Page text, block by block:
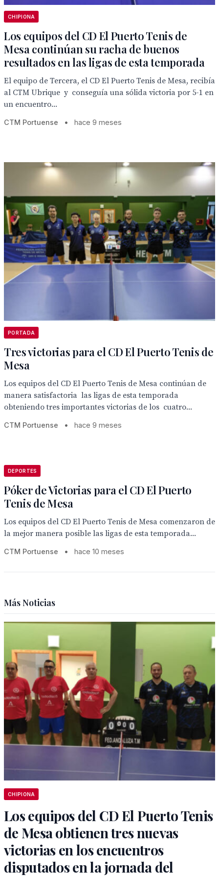
CHIPIONA
Los equipos del CD El Puerto Tenis de
Mesa continúan su racha de buenos
resultados en las ligas de esta temporada
El equipo de Tercera, el CD El Puerto Tenis de Mesa, recibía
al CTM Ubrique y conseguía una sólida victoria por 5-1 en
un encuentro...
CTM Portuense • hace 9 meses
PORTADA
Tres victorias para el CD El Puerto Tenis de
Mesa
Los equipos del CD El Puerto Tenis de Mesa continúan de
manera satisfactoria las ligas de esta temporada
obteniendo tres importantes victorias de los cuatro...
CTM Portuense • hace 9 meses
DEPORTES
Póker de Victorias para el CD El Puerto
Tenis de Mesa
Los equipos del CD El Puerto Tenis de Mesa comenzaron de
la mejor manera posible las ligas de esta temporada...
CTM Portuense • hace 10 meses
Más Noticias
CHIPIONA
Los equipos del CD El Puerto Tenis
de Mesa obtienen tres nuevas
victorias en los encuentros
disputados en la jornada del